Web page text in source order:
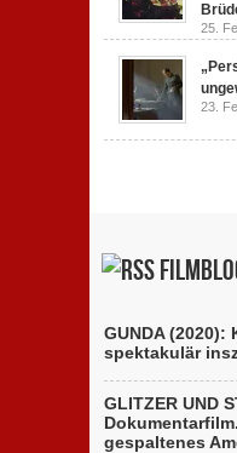
25.
23.
GUNDA
spektakulär
GLITZER UND
gespaltenes